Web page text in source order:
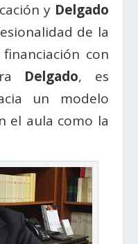
y Delgado
de la
con
Delgado, es
un modelo
el aula como la